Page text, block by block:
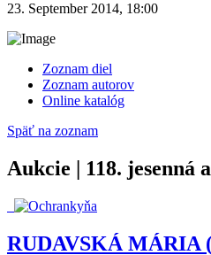
23. September 2014, 18:00
Zoznam diel
Zoznam autorov
Online katalóg
Späť na zoznam
Aukcie | 118. jesenná
RUDAVSKÁ MÁRIA